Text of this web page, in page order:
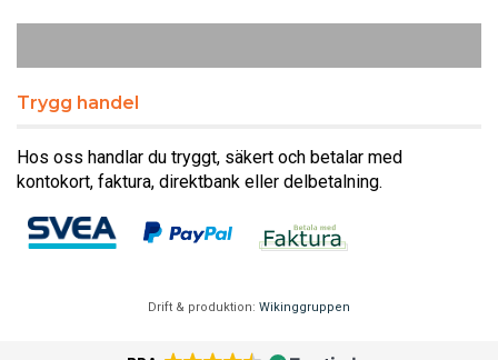
Trygg handel
Hos oss handlar du tryggt, säkert och betalar med
kontokort, faktura, direktbank eller delbetalning.
Drift & produktion: Wikinggruppen